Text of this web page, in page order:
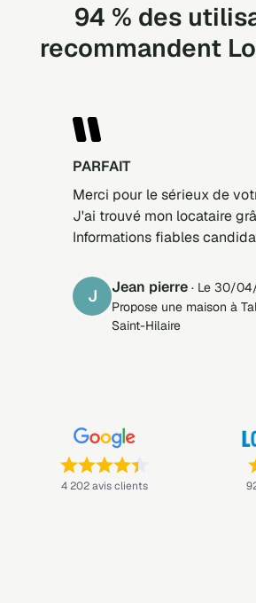
94 % des
recommandent
PARFAIT
Merci pour le sérieux de
J'ai trouvé mon locataire
Informations fiables
J jean pierre · Le 30/
Propose une maison à
Saint-Hilaire
Note : 4,4 sur 5 —
4 202 avis clients